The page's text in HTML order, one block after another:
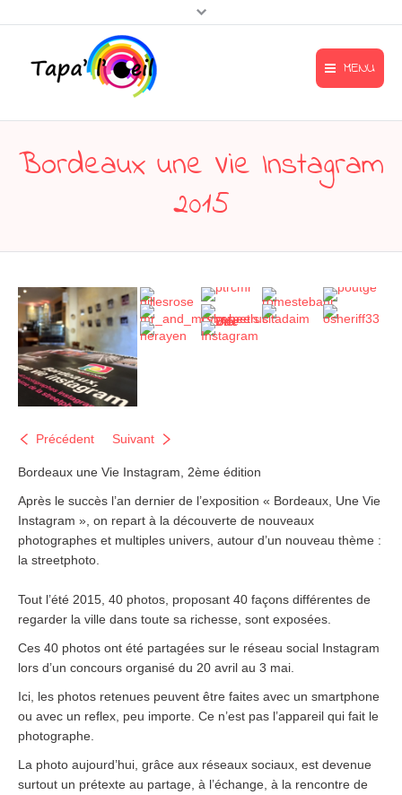
MENU
Le Tapa’l’œil
L’œil gourmand
Contact & accès
Accueil
Mentions légales
Contact & accès
Bordeaux une Vie Instagram
2015
Précédent Suivant
Bordeaux une Vie Instagram, 2ème édition
Après le succès l’an dernier de l’exposition « Bordeaux, Une Vie
Instagram », on repart à la découverte de nouveaux
photographes et multiples univers, autour d’un nouveau thème :
la streetphoto.
Tout l’été 2015, 40 photos, proposant 40 façons différentes de
regarder la ville dans toute sa richesse, sont exposées.
Ces 40 photos ont été partagées sur le réseau social Instagram
lors d’un concours organisé du 20 avril au 3 mai.
Ici, les photos retenues peuvent être faites avec un smartphone
ou avec un reflex, peu importe. Ce n’est pas l’appareil qui fait le
photographe.
La photo aujourd’hui, grâce aux réseaux sociaux, est devenue
surtout un prétexte au partage, à l’échange, à la rencontre de